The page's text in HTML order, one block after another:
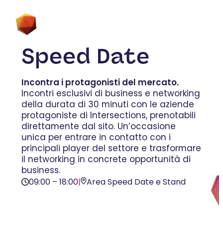
Speed Date
Incontra i protagonisti del mercato.
Incontri esclusivi di business e networking
della durata di 30 minuti con le aziende
protagoniste di Intersections, prenotabili
direttamente dal sito. Un’occasione
unica per entrare in contatto con i
principali player del settore e trasformare
il networking in concrete opportunità di
business.
09:00 – 18:00| Area Speed Date e Stand